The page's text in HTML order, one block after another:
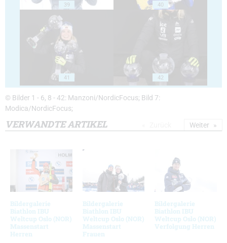
39 40
41 42
© Bilder 1 - 6, 8 - 42: Manzoni/NordicFocus; Bild 7:
Modica/NordicFocus;
VERWANDTE ARTIKEL
Bildergalerie
Biathlon IBU
Weltcup Oslo (NOR)
Massenstart
Herren
Bildergalerie
Biathlon IBU
Weltcup Oslo (NOR)
Massenstart
Frauen
Bildergalerie
Biathlon IBU
Weltcup Oslo (NOR)
Verfolgung Herren
Weiter